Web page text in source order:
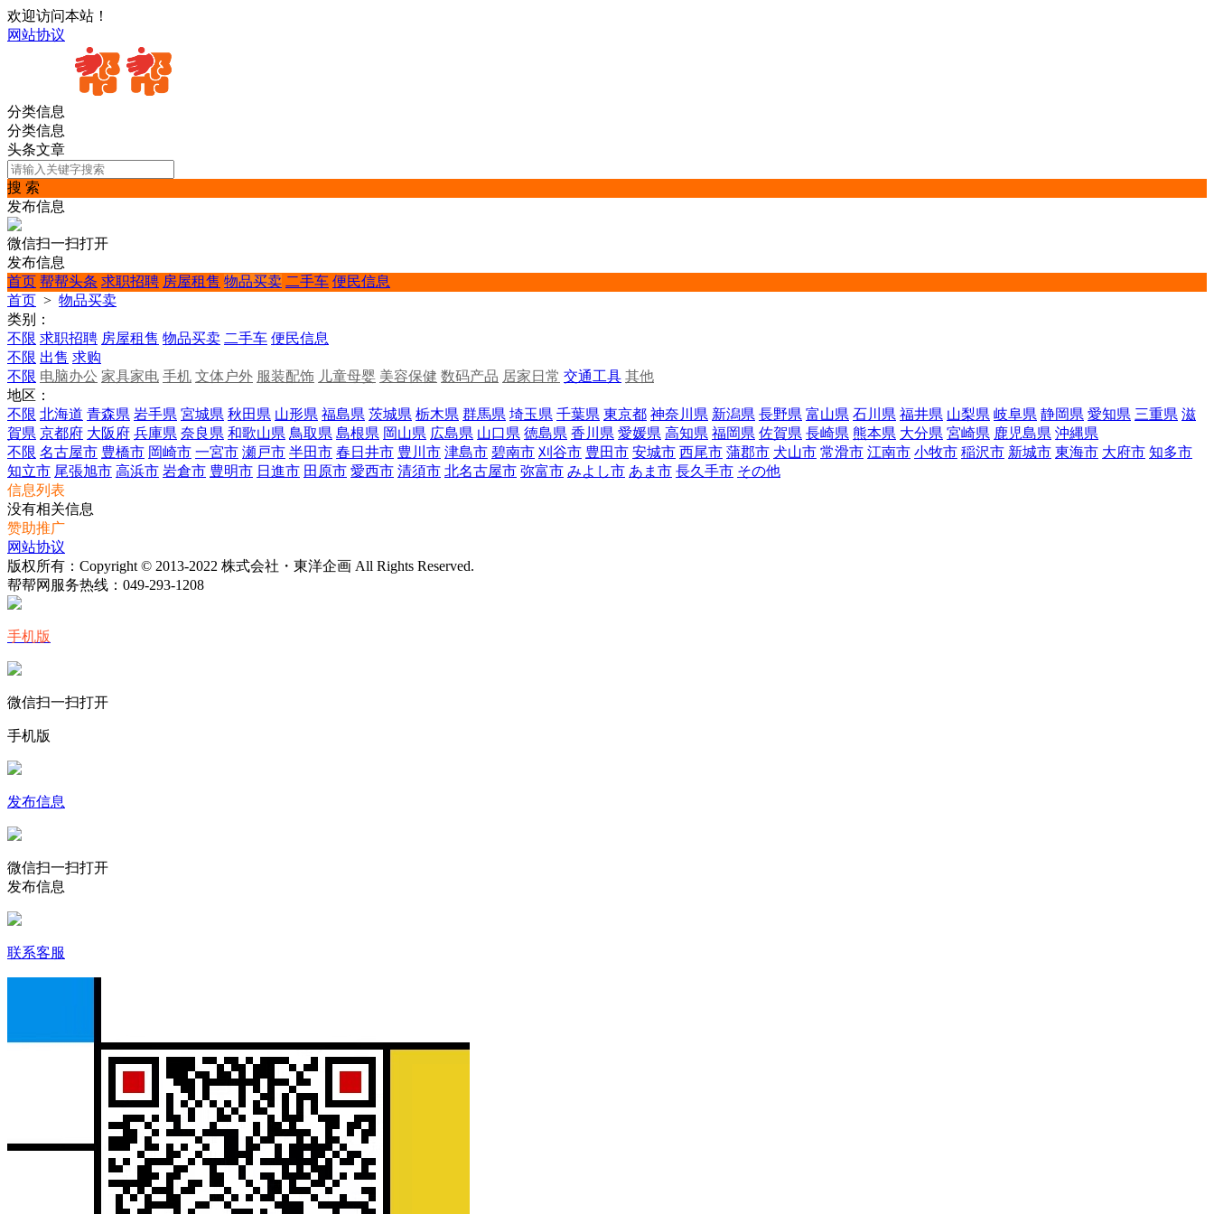
欢迎访问本站！
网站协议
分类信息
分类信息
头条文章
搜 索
发布信息
微信扫一扫打开
发布信息
首页 帮帮头条 求职招聘 房屋租售 物品买卖 二手车 便民信息
首页 > 物品买卖
类别：
不限 求职招聘 房屋租售 物品买卖 二手车 便民信息
不限 出售 求购
不限 电脑办公 家具家电 手机 文体户外 服装配饰 儿童母婴 美容保健 数码产品 居家日常 交通工具 其他
地区：
不限 北海道 青森県 岩手県 宮城県 秋田県 山形県 福島県 茨城県 栃木県 群馬県 埼玉県 千葉県 東京都 神奈川県 新潟県 長野県 富山県 石川県 福井県 山梨県 岐阜県 静岡県 愛知県 三重県 滋
賀県 京都府 大阪府 兵庫県 奈良県 和歌山県 鳥取県 島根県 岡山県 広島県 山口県 徳島県 香川県 愛媛県 高知県 福岡県 佐賀県 長崎県 熊本県 大分県 宮崎県 鹿児島県 沖縄県
不限 名古屋市 豊橋市 岡崎市 一宮市 瀬戸市 半田市 春日井市 豊川市 津島市 碧南市 刈谷市 豊田市 安城市 西尾市 蒲郡市 犬山市 常滑市 江南市 小牧市 稲沢市 新城市 東海市 大府市 知多市
知立市 尾張旭市 高浜市 岩倉市 豊明市 日進市 田原市 愛西市 清須市 北名古屋市 弥富市 みよし市 あま市 長久手市 その他
信息列表
没有相关信息
赞助推广
网站协议
版权所有：Copyright © 2013-2022 株式会社・東洋企画 All Rights Reserved.
帮帮网服务热线： 049-293-1208
手机版
微信扫一扫打开
手机版
发布信息
微信扫一扫打开
发布信息
联系客服